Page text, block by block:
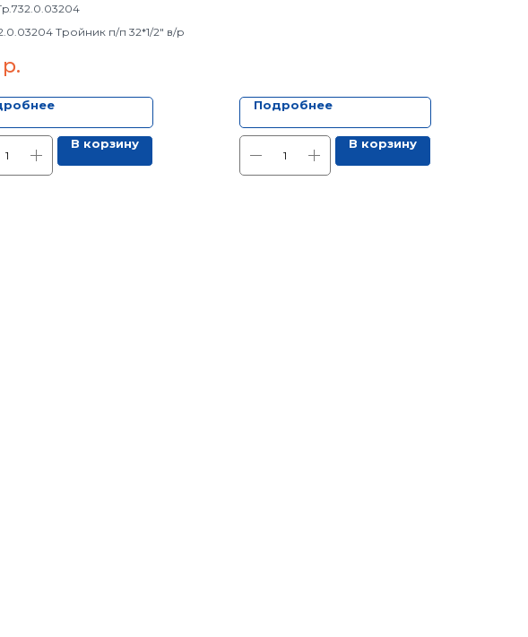
Тройник п/п 32*1/2" в/р
р.
В корзину
Подробнее
В корзину